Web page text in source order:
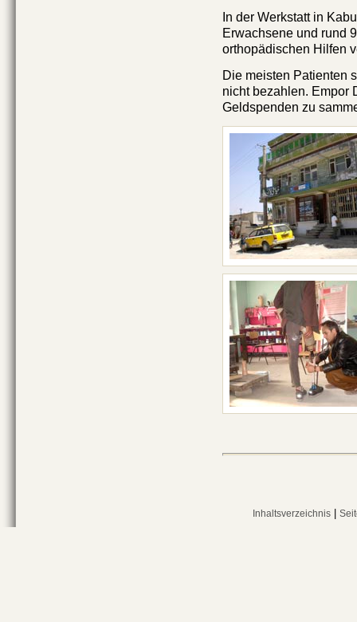
In der Werkstatt in
Erwachsene und rund
orthopädischen Hilfen
Die meisten Patienten
nicht bezahlen. Empor
Geldspenden zu
Inhaltsverzeichnis